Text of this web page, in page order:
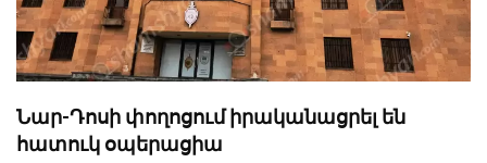
Նար-Դոսի փողոցում իրականացրել են
հատուկ օպերացիա